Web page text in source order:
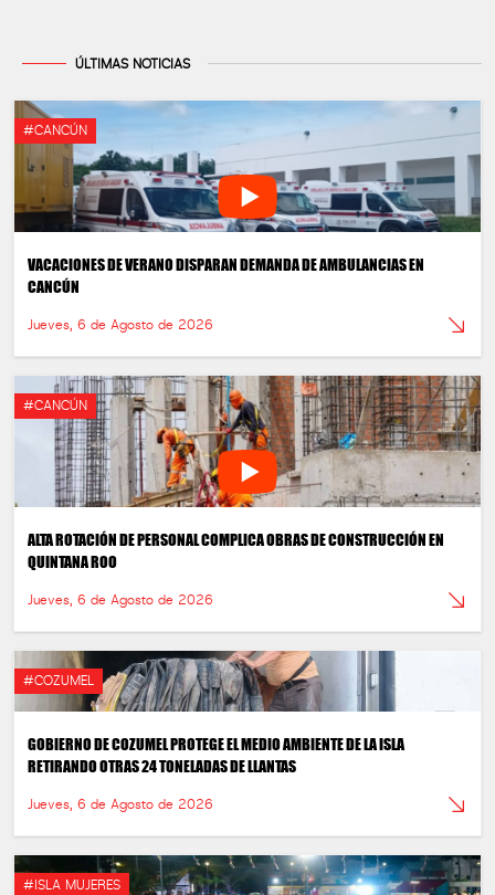
ÚLTIMAS NOTICIAS
#CANCÚN
VACACIONES DE VERANO DISPARAN DEMANDA DE AMBULANCIAS EN
CANCÚN
Jueves, 6 de Agosto de 2026
#CANCÚN
ALTA ROTACIÓN DE PERSONAL COMPLICA OBRAS DE CONSTRUCCIÓN EN
QUINTANA ROO
Jueves, 6 de Agosto de 2026
#COZUMEL
GOBIERNO DE COZUMEL PROTEGE EL MEDIO AMBIENTE DE LA ISLA
RETIRANDO OTRAS 24 TONELADAS DE LLANTAS
Jueves, 6 de Agosto de 2026
#ISLA MUJERES